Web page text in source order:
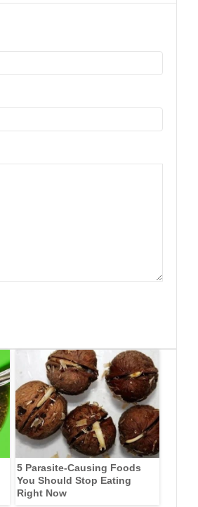
5 Parasite-Causing Foods
You Should Stop Eating
Right Now